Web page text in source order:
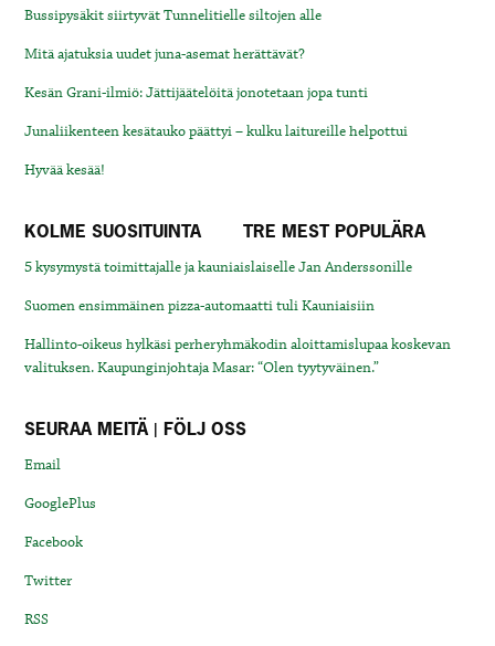
Bussipysäkit siirtyvät Tunnelitielle siltojen alle
Mitä ajatuksia uudet juna-asemat herättävät?
Kesän Grani-ilmiö: Jättijäätelöitä jonotetaan jopa tunti
Junaliikenteen kesätauko päättyi – kulku laitureille helpottui
Hyvää kesää!
KOLME SUOSITUINTA TRE MEST POPULÄRA
5 kysymystä toimittajalle ja kauniaislaiselle Jan Anderssonille
Suomen ensimmäinen pizza-automaatti tuli Kauniaisiin
Hallinto-oikeus hylkäsi perheryhmäkodin aloittamislupaa koskevan
valituksen. Kaupunginjohtaja Masar: “Olen tyytyväinen.”
SEURAA MEITÄ | FÖLJ OSS
Email
GooglePlus
Facebook
Twitter
RSS